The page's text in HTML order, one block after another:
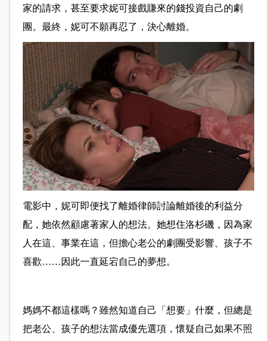
家的請求，甚至要求妮可接戲賺來的錢投資自己的劇
團。最終，妮可不願再忍了，決心離婚。
電影中，妮可即便找了離婚律師討論離婚後的利益分
配，她依然顧慮著家人的想法。她想住洛杉磯，因為家
人在這、事業在這，但擔心老公的劇團受影響、孩子不
喜歡……因此一直延宕自己的夢想。
媽媽不都這樣嗎？雖然知道自己「想要」什麼，但總是
把老公、孩子的想法當成優先選項，懷疑自己如果不照